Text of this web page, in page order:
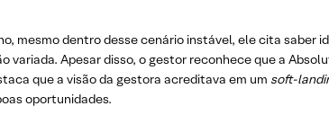
mesmo dentro desse cenário instável, ele cita saber
variada. Apesar disso, o gestor reconhece que a
que a visão da gestora acreditava em um soft-
oportunidades.